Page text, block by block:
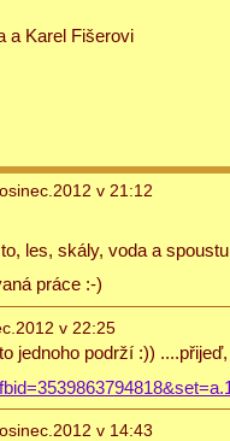
a Karel Fišerovi
v 21:12
les, skály, voda a
práce :-)
v 22:25
jednoho podrží :))
v 14:43